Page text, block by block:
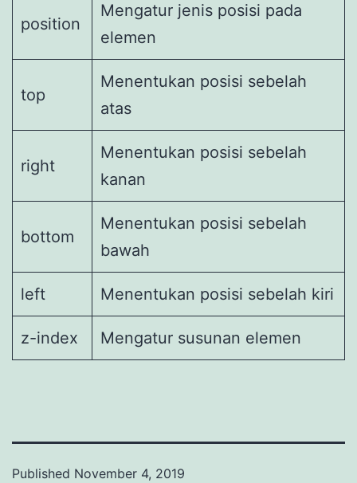
position
Mengatur jenis posisi pada
elemen
top
Menentukan posisi sebelah
atas
right
Menentukan posisi sebelah
kanan
bottom
Menentukan posisi sebelah
bawah
left Menentukan posisi sebelah kiri
z-index Mengatur susunan elemen
Published November 4, 2019